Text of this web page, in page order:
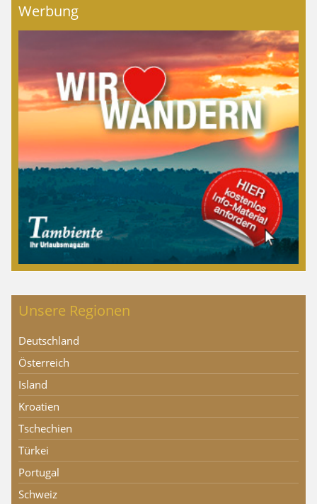
Werbung
Unsere Regionen
Deutschland
Österreich
Island
Kroatien
Tschechien
Türkei
Portugal
Schweiz